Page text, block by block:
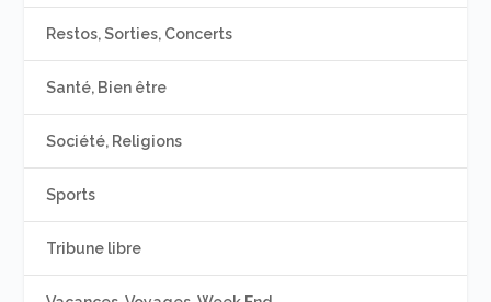
Restos, Sorties, Concerts
Santé, Bien être
Société, Religions
Sports
Tribune libre